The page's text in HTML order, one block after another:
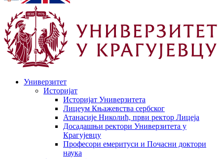
Универзитет
Историјат
Историјат Универзитета
Лицеум Књажевства сербског
Атанасије Николић, први ректор Лицеја
Досадашњи ректори Универзитета у
Крагујевцу
Професори емеритуси и Почасни доктори
наука